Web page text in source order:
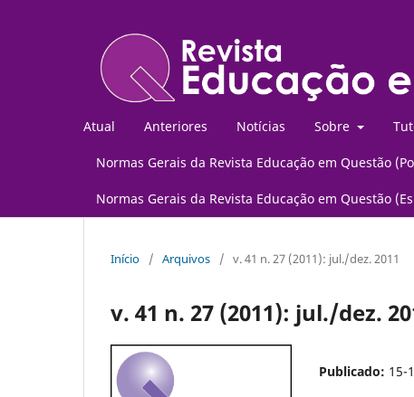
Atual Anteriores Notícias Sobre
Normas Gerais da Revista Educação em Questão
Normas Gerais da Revista Educação em Questão
Início / Arquivos / v. 41 n. 27 (2011): jul./dez. 2011
v. 41 n. 27 (2011): jul./dez.
Publicado: 15-